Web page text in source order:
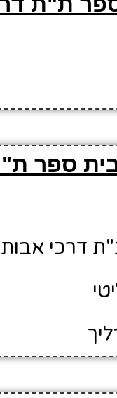
ספר
דרכי אבות